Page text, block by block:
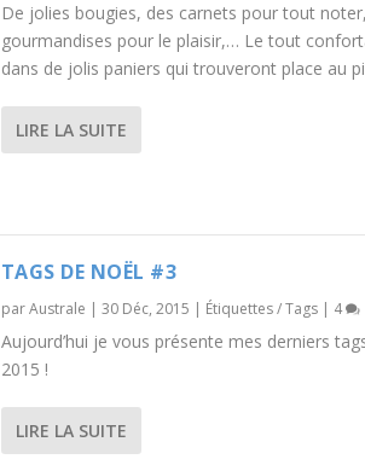
De jolies bougies, des carnets pour tout
gourmandises pour le plaisir,… Le tout
dans de jolis paniers qui trouveront place au
LIRE LA SUITE
TAGS DE NOËL #3
parAustrale | 30 Déc, 2015 | Étiquettes / Tags| 4
Aujourd’hui je vous présente mes derniers
2015 !
LIRE LA SUITE